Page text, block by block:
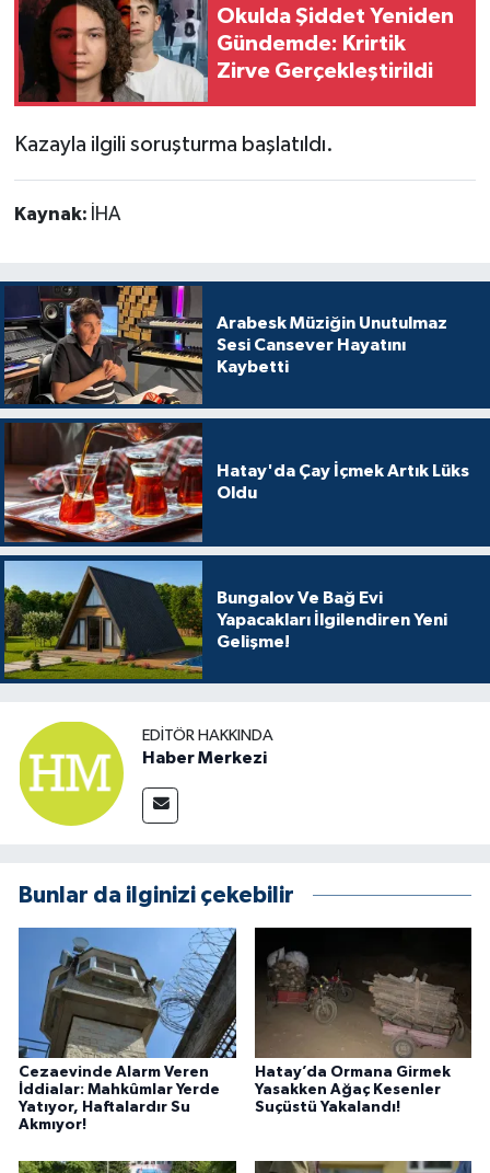
Okulda Şiddet Yeniden
Gündemde: Krirtik
Zirve Gerçekleştirildi
Kazayla ilgili soruşturma başlatıldı.
Kaynak: İHA
Arabesk Müziğin Unutulmaz
Sesi Cansever Hayatını
Kaybetti
Hatay'da Çay İçmek Artık Lüks
Oldu
Bungalov Ve Bağ Evi
Yapacakları İlgilendiren Yeni
Gelişme!
EDITÖR HAKKINDA
Haber Merkezi
Bunlar da ilginizi çekebilir
Cezaevinde Alarm Veren
İddialar: Mahkûmlar Yerde
Yatıyor, Haftalardır Su
Akmıyor!
Hatay’da Ormana Girmek
Yasakken Ağaç Kesenler
Suçüstü Yakalandı!